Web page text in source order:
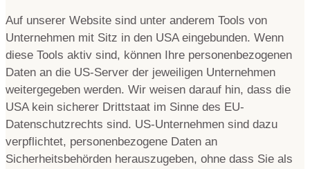
Auf unserer Website sind unter anderem Tools von
Unternehmen mit Sitz in den USA eingebunden. Wenn
diese Tools aktiv sind, können Ihre personenbezogenen
Daten an die US-Server der jeweiligen Unternehmen
weitergegeben werden. Wir weisen darauf hin, dass die
USA kein sicherer Drittstaat im Sinne des EU-
Datenschutzrechts sind. US-Unternehmen sind dazu
verpflichtet, personenbezogene Daten an
Sicherheitsbehörden herauszugeben, ohne dass Sie als